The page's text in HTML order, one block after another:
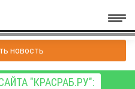
новость
"КРАСРАБ.РУ":